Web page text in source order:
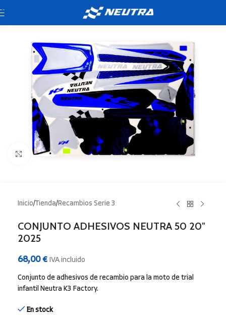
Skip to navigation
Click to enlarge
Inicio/Tienda/Recambios Serie 3
CONJUNTO ADHESIVOS NEUTRA 50 20″
2025
68,00€ IVA incluido
Conjunto de adhesivos de recambio para la moto de trial
infantil Neutra K3 Factory.
En stock